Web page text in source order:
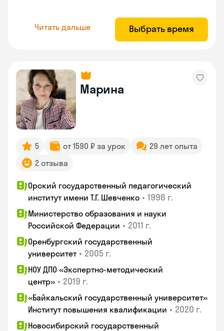
Читать дальше Выбрать время
Марина
5 от 1590 ₽ за урок
29 лет опыта
2 отзыва
Орский государственный педагогический
институт имени Т.Г. Шевченко • 1996 г.
Министерство образования и науки
Российской Федерации • 2011 г.
Оренбургский государственный
университет • 2005 г.
НОУ ДПО «Экспертно-методический
центр» • 2019 г.
«Байкальский государственный университет»
Институт повышения квалификации • 2020 г.
Новосибирский государственный